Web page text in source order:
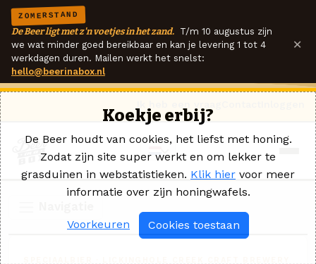
ZOMERSTAND
De Beer ligt met z'n voetjes in het zand. T/m 10 augustus zijn
we wat minder goed bereikbaar en kan je levering 1 tot 4
werkdagen duren. Mailen werkt het snelst:
hello@beerinabox.nl
×
Koekje erbij?
De Beer houdt van cookies, het liefst met honing.
Zodat zijn site super werkt en om lekker te
grasduinen in webstatistieken. Klik hier voor meer
informatie over zijn honingwafels.
Voorkeuren Cookies toestaan